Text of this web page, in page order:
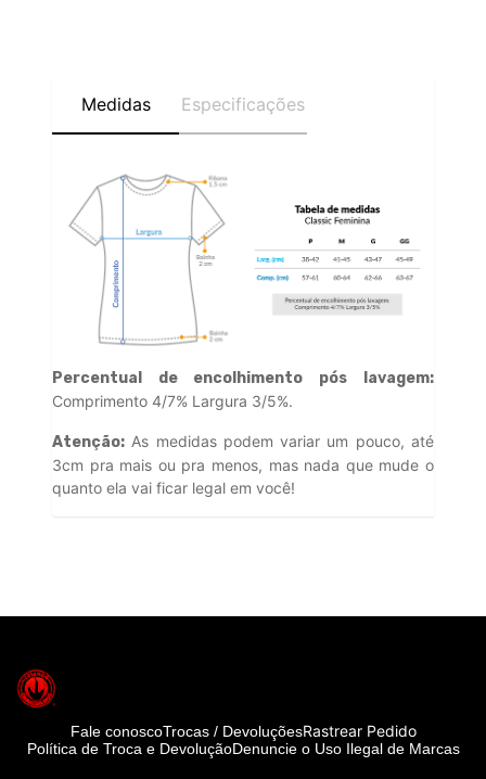
Medidas Especificações
Percentual de encolhimento pós lavagem:
Comprimento 4/7% Largura 3/5%.
Atenção: As medidas podem variar um pouco, até
3cm pra mais ou pra menos, mas nada que mude o
quanto ela vai ficar legal em você!
Fale conoscoTrocas / DevoluçõesRastrear Pedido
Política de Troca e DevoluçãoDenuncie o Uso Ilegal de Marcas